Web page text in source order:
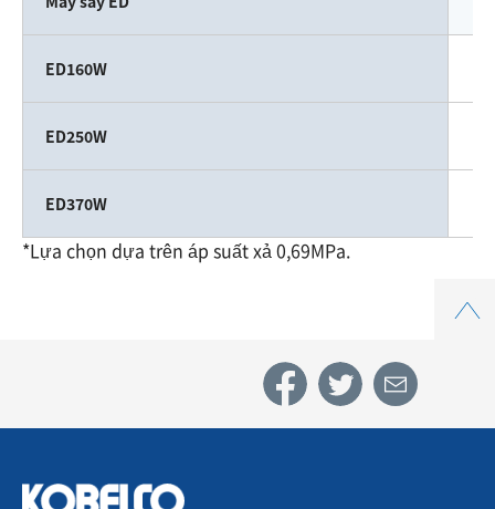
ED160W
ED250W
ED370W
*Lựa chọn dựa trên áp suất xả 0,69MPa.